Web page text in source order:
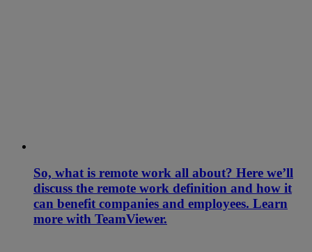
So, what is remote work all about? Here we’ll
discuss the remote work definition and how it
can benefit companies and employees. Learn
more with TeamViewer.